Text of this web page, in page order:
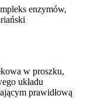
enzymów,
w proszku,
układu
prawidłową